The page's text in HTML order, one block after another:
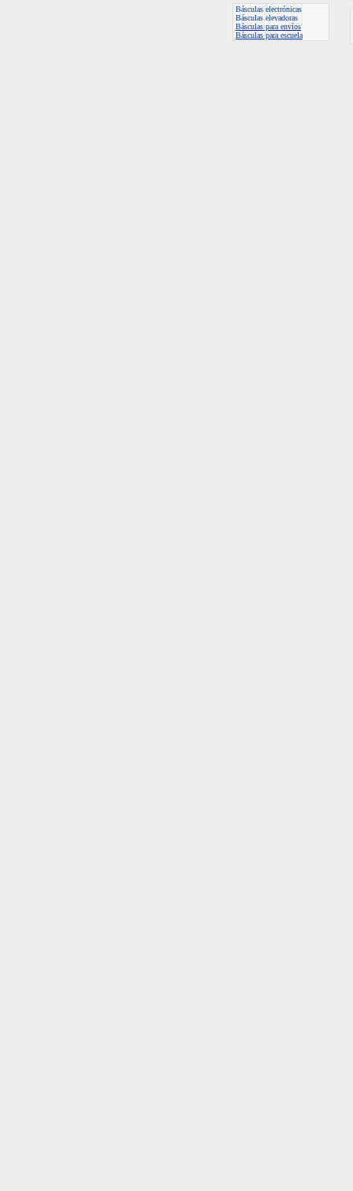
Básculas electrónicas
Básculas elevadoras
Básculas para envíos
Básculas para escuela